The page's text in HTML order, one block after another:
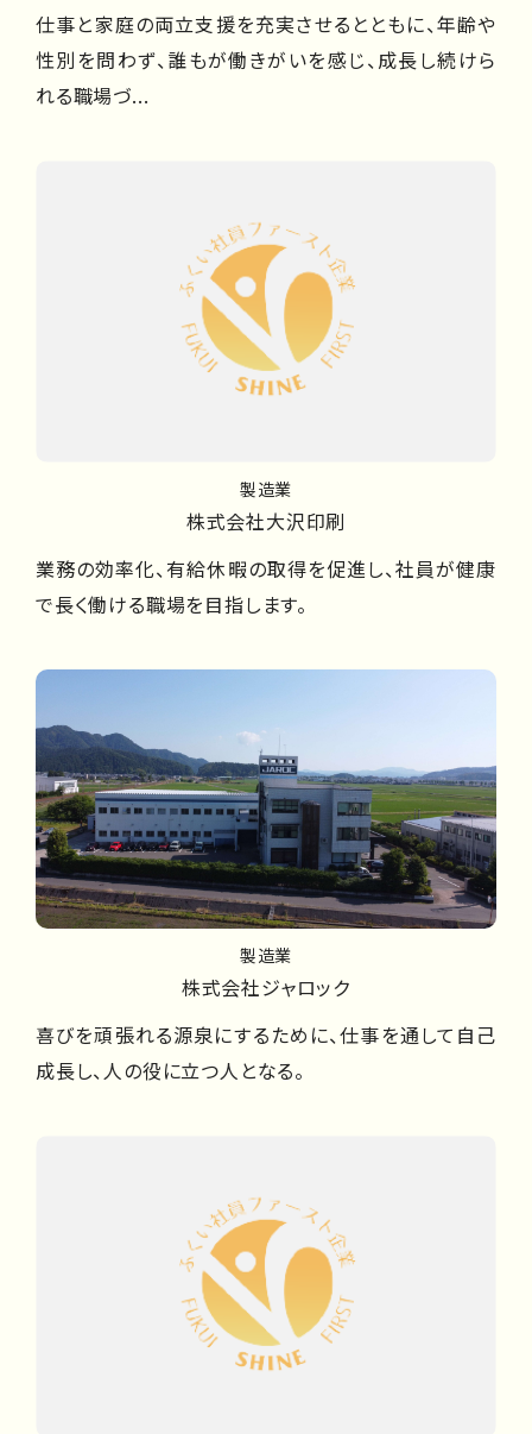
仕事と家庭の両立支援を充実させるとともに、年齢や
性別を問わず、誰もが働きがいを感じ、成長し続けら
れる職場づ...
製造業
株式会社大沢印刷
業務の効率化、有給休暇の取得を促進し、社員が健康
で長く働ける職場を目指します。
製造業
株式会社ジャロック
喜びを頑張れる源泉にするために、仕事を通して自己
成長し、人の役に立つ人となる。